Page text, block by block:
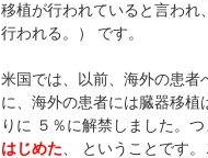
移植が行われていると言わ
行われる。） です。
米国では、以前、海外の患者
に、海外の患者には臓器移
りに ５％に解禁しました。つ
はじめた 、 ということです